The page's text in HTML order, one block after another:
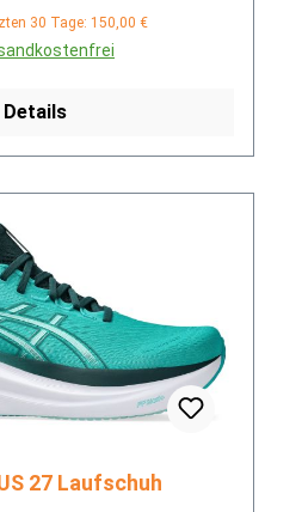
30 Tage: 150,00 €
Details
27 Laufschuh